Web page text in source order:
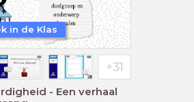
- Een verhaal
in de Klas